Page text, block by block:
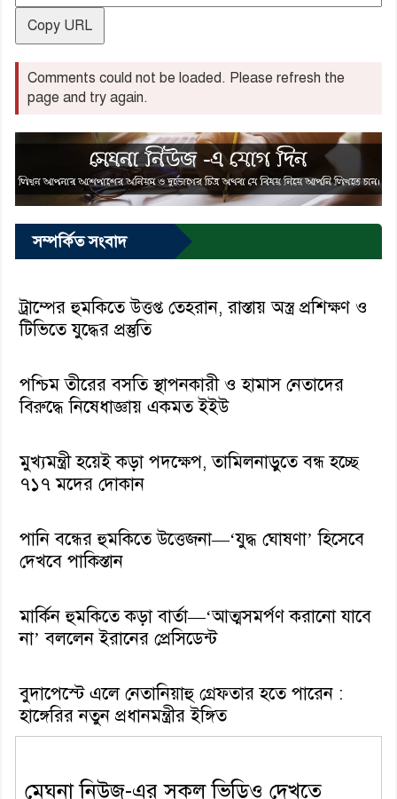
Copy URL
Comments could not be loaded. Please refresh the
page and try again.
সম্পর্কিত সংবাদ
ট্রাম্পের হুমকিতে উত্তপ্ত তেহরান, রাস্তায় অস্ত্র প্রশিক্ষণ ও
টিভিতে যুদ্ধের প্রস্তুতি
পশ্চিম তীরের বসতি স্থাপনকারী ও হামাস নেতাদের
বিরুদ্ধে নিষেধাজ্ঞায় একমত ইইউ
মুখ্যমন্ত্রী হয়েই কড়া পদক্ষেপ, তামিলনাড়ুতে বন্ধ হচ্ছে
৭১৭ মদের দোকান
পানি বন্ধের হুমকিতে উত্তেজনা—‘যুদ্ধ ঘোষণা’ হিসেবে
দেখবে পাকিস্তান
মার্কিন হুমকিতে কড়া বার্তা—‘আত্মসমর্পণ করানো যাবে
না’ বললেন ইরানের প্রেসিডেন্ট
বুদাপেস্টে এলে নেতানিয়াহু গ্রেফতার হতে পারেন :
হাঙ্গেরির নতুন প্রধানমন্ত্রীর ইঙ্গিত
মেঘনা নিউজ-এর সকল ভিডিও দেখতে